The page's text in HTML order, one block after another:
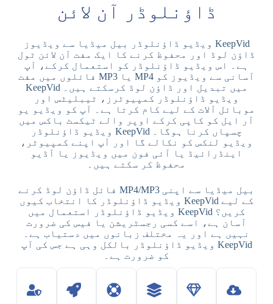
ڈاؤنلوڈر آن لائن
KeepVid ویڈیو ڈاؤنلوڈر بیل میڈیا سے ویڈیوز
ڈاؤن لوڈ اور محفوظ کرنے کا ایک مفت آن لائن ٹول
ہے۔ اس ویڈیو ڈاؤنلوڈر کو استعمال کرکے، آپ
آسانی سے ویڈیوز کو MP4 یا MP3 فائلوں میں مفت
میں تبدیل اور ڈاؤن لوڈ کرسکتے ہیں۔ KeepVid
ویڈیو ڈاؤنلوڈر کمپیوٹرز، ٹیبلیٹس اور
موبائل آلات کے لیے کام کرتا ہے۔ آپ کو ویڈیو یو
آر ایل کو کاپی کرکے اوپر والے ٹیکسٹ باکس میں
چسپاں کرنا ہوگا۔ KeepVid ویڈیو ڈاؤنلوڈر
ویڈیو لنکس کو نکالے گا اور آپ اپنے کمپیوٹر،
اینڈرائیڈ یا آئی فون میں ویڈیوز یا آڈیو
محفوظ کر سکتے ہیں۔
بیل میڈیا سے اپنی MP4/MP3 فائل ڈاؤن لوڈ کرنے
کے لیے KeepVid ویڈیو ڈاؤنلوڈر کا انتخاب کیوں
کریں؟ KeepVid ویڈیو ڈاؤنلوڈر استعمال میں
آسان ہے، اسے کسی رجسٹریشن یا فیس کی ضرورت
نہیں ہے اور یہ مختلف زبانوں میں دستیاب ہے۔
KeepVid ویڈیو ڈاؤنلوڈر بالکل وہی ہے جس کی آپ
کو ضرورت ہے۔